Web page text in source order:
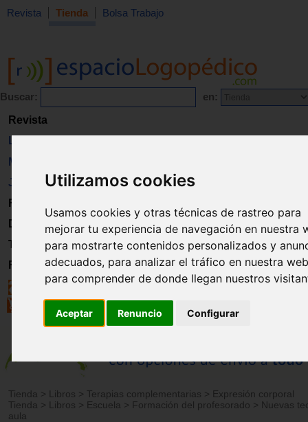
Utilizamos cookies
Usamos cookies y otras técnicas de rastreo para
mejorar tu experiencia de navegación en nuestra
para mostrarte contenidos personalizados y
adecuados, para analizar el tráfico en nuestra
para comprender de donde llegan nuestros
Aceptar Renuncio Configurar
Revista Tienda Bolsa Trabajo
Buscar: en:
Revista
Libros
Material
Juguetes
Formación
Directorio
Trabajo
Registro
Tienda > Libros > Terapias complementarias > Expresión corporal
Tienda
> Libros > Escuela > Formación del profesorado > Nuevas
aula